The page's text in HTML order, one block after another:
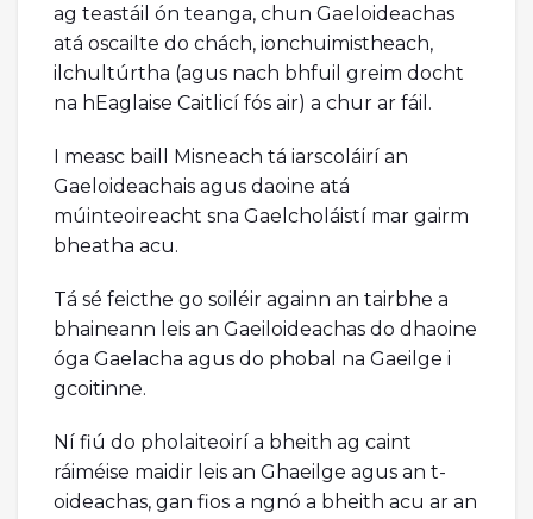
ag teastáil ón teanga, chun Gaeloideachas
atá oscailte do chách, ionchuimistheach,
ilchultúrtha (agus nach bhfuil greim docht
na hEaglaise Caitlicí fós air) a chur ar fáil.
I measc baill Misneach tá iarscoláirí an
Gaeloideachais agus daoine atá
múinteoireacht sna Gaelcholáistí mar gairm
bheatha acu.
Tá sé feicthe go soiléir againn an tairbhe a
bhaineann leis an Gaeiloideachas do dhaoine
óga Gaelacha agus do phobal na Gaeilge i
gcoitinne.
Ní fiú do pholaiteoirí a bheith ag caint
ráiméise maidir leis an Ghaeilge agus an t-
oideachas, gan fios a ngnó a bheith acu ar an